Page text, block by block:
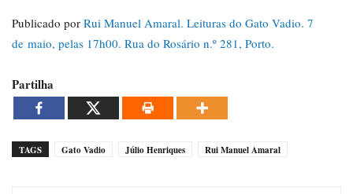
Publicado por Rui Manuel Amaral. Leituras do Gato Vadio. 7
de maio, pelas 17h00. Rua do Rosário n.º 281, Porto.
Partilha
TAGS Gato Vadio Júlio Henriques Rui Manuel Amaral